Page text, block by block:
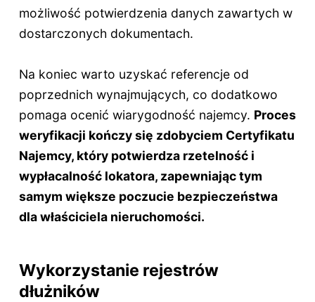
możliwość potwierdzenia danych zawartych w
dostarczonych dokumentach.
Na koniec warto uzyskać referencje od
poprzednich wynajmujących, co dodatkowo
pomaga ocenić wiarygodność najemcy. Proces
weryfikacji kończy się zdobyciem Certyfikatu
Najemcy, który potwierdza rzetelność i
wypłacalność lokatora, zapewniając tym
samym większe poczucie bezpieczeństwa
dla właściciela nieruchomości.
Wykorzystanie rejestrów
dłużników